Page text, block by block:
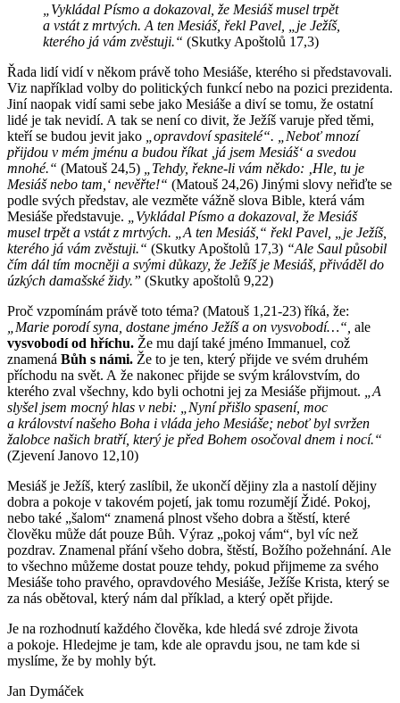
„Vykládal Písmo a dokazoval, že Mesiáš musel trpět
a vstát z mrtvých. A ten Mesiáš, řekl Pavel, „je Ježíš,
kterého já vám zvěstuji.“ (Skutky Apoštolů 17,3)
Řada lidí vidí v někom právě toho Mesiáše, kterého si představovali.
Viz například volby do politických funkcí nebo na pozici prezidenta.
Jiní naopak vidí sami sebe jako Mesiáše a diví se tomu, že ostatní
lidé je tak nevidí. A tak se není co divit, že Ježíš varuje před těmi,
kteří se budou jevit jako
„opravdoví spasitelé“. „Neboť mnozí
přijdou v mém jménu a budou říkat ‚já jsem Mesiáš‘ a svedou
mnohé.“ (Matouš 24,5)
„Tehdy, řekne-li vám někdo: ‚Hle, tu je
Mesiáš nebo tam,‘ nevěřte!“ (Matouš 24,26) Jinými slovy neřiďte se
podle svých představ, ale vezměte vážně slova Bible, která vám
Mesiáše představuje.
„Vykládal Písmo a dokazoval, že Mesiáš
musel trpět a vstát z mrtvých. „A ten Mesiáš,“ řekl Pavel, „je Ježíš,
kterého já vám zvěstuji.“ (Skutky Apoštolů 17,3) “Ale Saul působil
čím dál tím mocněji a svými důkazy, že Ježíš je Mesiáš, přiváděl do
úzkých damašské židy.” (Skutky apoštolů 9,22)
Proč vzpomínám právě toto téma? (Matouš 1,21-23) říká, že:
„Marie porodí syna, dostane jméno Ježíš a on vysvobodí…“, ale
vysvobodí od hříchu. Že mu dají také jméno Immanuel, což
znamená Bůh s námi. Že to je ten, který přijde ve svém druhém
příchodu na svět. A že nakonec přijde se svým královstvím, do
kterého zval všechny, kdo byli ochotni jej za Mesiáše přijmout.
„A
slyšel jsem mocný hlas v nebi: „Nyní přišlo spasení, moc
a království našeho Boha i vláda jeho Mesiáše; neboť byl svržen
žalobce našich bratří, který je před Bohem osočoval dnem i nocí.“
(Zjevení Janovo 12,10)
Mesiáš je Ježíš, který zaslíbil, že ukončí dějiny zla a nastolí dějiny
dobra a pokoje v takovém pojetí, jak tomu rozumějí Židé. Pokoj,
nebo také „šalom“ znamená plnost všeho dobra a štěstí, které
člověku může dát pouze Bůh. Výraz „pokoj vám“, byl víc než
pozdrav. Znamenal přání všeho dobra, štěstí, Božího požehnání. Ale
to všechno můžeme dostat pouze tehdy, pokud přijmeme za svého
Mesiáše toho pravého, opravdového Mesiáše, Ježíše Krista, který se
za nás obětoval, který nám dal příklad, a který opět přijde.
Je na rozhodnutí každého člověka, kde hledá své zdroje života
a pokoje. Hledejme je tam, kde ale opravdu jsou, ne tam kde si
myslíme, že by mohly být.
Jan Dymáček